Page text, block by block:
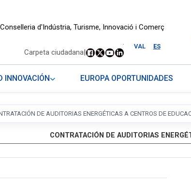
Conselleria d'Indústria, Turisme, Innovació i Comerç
VAL ES
.
Carpeta ciudadana|
INNOVACIÓN EUROPA OPORTUNIDADES
DE AUDITORIAS ENERGÉTICAS A CENTROS DE
CONTRATACIÓN DE AUDITORIAS